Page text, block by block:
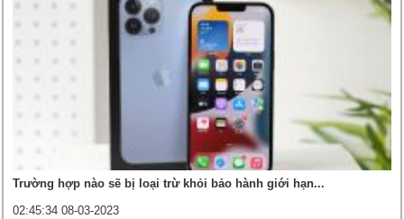
Trường hợp nào sẽ bị loại trừ khỏi bảo hành giới hạn...
02:45:34 08-03-2023